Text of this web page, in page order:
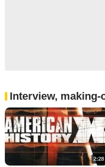
Interview, making-
2:28